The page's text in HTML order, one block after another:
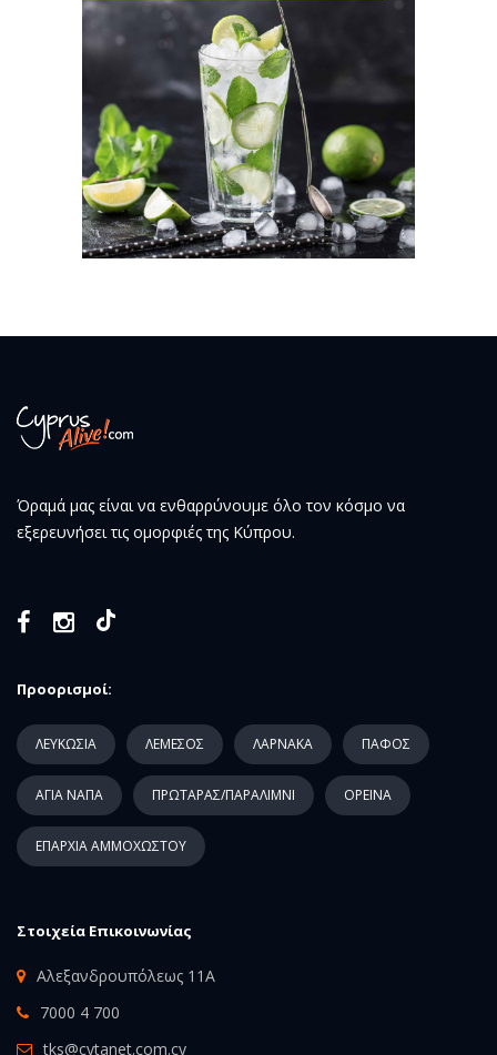
Όραμά μας είναι να ενθαρρύνουμε όλο τον κόσμο να
εξερευνήσει τις ομορφιές της Κύπρου.
Προορισμοί:
ΛΕΥΚΩΣΙΑ ΛΕΜΕΣΟΣ ΛΑΡΝΑΚΑ ΠΑΦΟΣ
ΑΓΙΑ ΝΑΠΑ ΠΡΩΤΑΡΑΣ/ΠΑΡΑΛΙΜΝΙ ΟΡΕΙΝΑ
ΕΠΑΡΧΙΑ ΑΜΜΟΧΩΣΤΟΥ
Στοιχεία Επικοινωνίας
Αλεξανδρουπόλεως 11Α
7000 4 700
tks@cytanet.com.cy